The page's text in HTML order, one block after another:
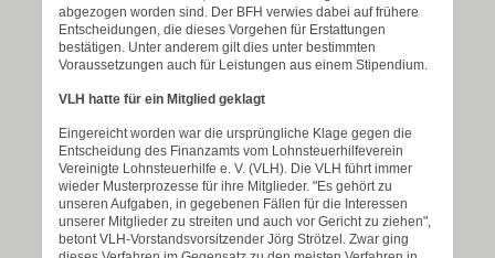
abgezogen worden sind. Der BFH verwies dabei auf frühere
Entscheidungen, die dieses Vorgehen für Erstattungen
bestätigen. Unter anderem gilt dies unter bestimmten
Voraussetzungen auch für Leistungen aus einem Stipendium.
VLH hatte für ein Mitglied geklagt
Eingereicht worden war die ursprüngliche Klage gegen die
Entscheidung des Finanzamts vom Lohnsteuerhilfeverein
Vereinigte Lohnsteuerhilfe e. V. (VLH). Die VLH führt immer
wieder Musterprozesse für ihre Mitglieder. "Es gehört zu
unseren Aufgaben, in gegebenen Fällen für die Interessen
unserer Mitglieder zu streiten und auch vor Gericht zu ziehen",
betont VLH-Vorstandsvorsitzender Jörg Strötzel. Zwar ging